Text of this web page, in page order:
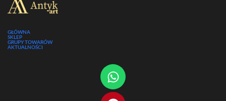
GŁÓWNA
SKLEP
GRUPY TOWARÓW
AKTUALNOŚCI